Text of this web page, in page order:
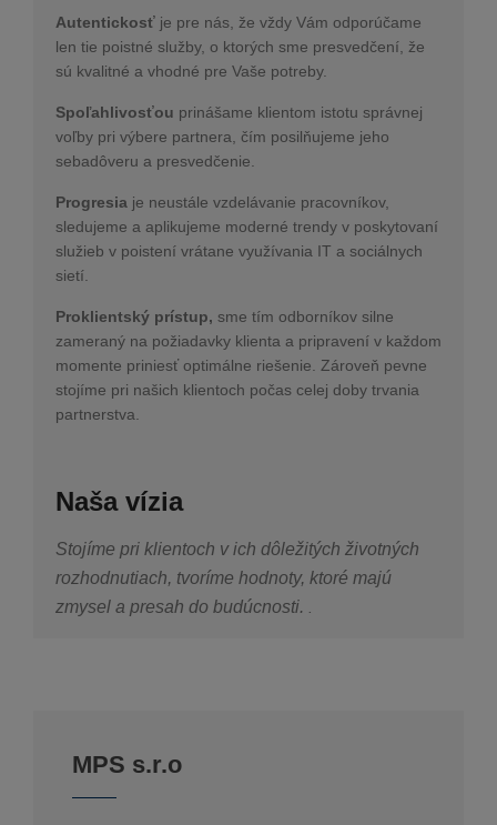
Autentickosť je pre nás, že vždy Vám odporúčame
len tie poistné služby, o ktorých sme presvedčení, že
sú kvalitné a vhodné pre Vaše potreby.
Spoľahlivosťou prinášame klientom istotu správnej
voľby pri výbere partnera, čím posilňujeme jeho
sebadôveru a presvedčenie.
Progresia je neustále vzdelávanie pracovníkov,
sledujeme a aplikujeme moderné trendy v poskytovaní
služieb v poistení vrátane využívania IT a sociálnych
sietí.
Proklientský prístup, sme tím odborníkov silne
zameraný na požiadavky klienta a pripravení v každom
momente priniesť optimálne riešenie. Zároveň pevne
stojíme pri našich klientoch počas celej doby trvania
partnerstva.
Naša vízia
Stojíme pri klientoch v ich dôležitých životných
rozhodnutiach, tvoríme hodnoty, ktoré majú
zmysel a presah do budúcnosti.
MPS s.r.o